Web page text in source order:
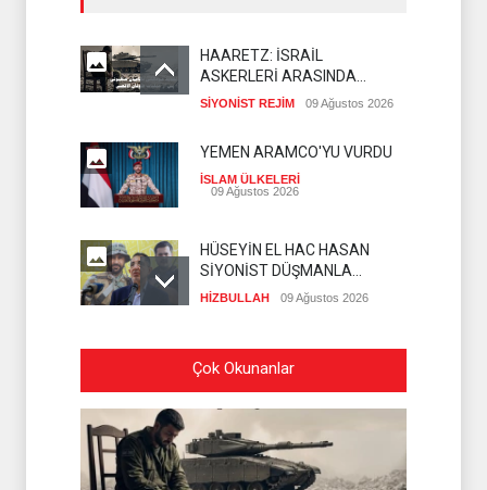
HAARETZ: İSRAİL
ASKERLERİ ARASINDA
İNTİHAR ORANI ARTIYOR
SİYONİST REJİM 09 Ağustos 2026
YEMEN ARAMCO'YU VURDU
İSLAM ÜLKELERİ
09 Ağustos 2026
HÜSEYİN EL HAC HASAN
SİYONİST DÜŞMANLA
YAPILAN MÜZAKERELERİ
HİZBULLAH 09 Ağustos 2026
SİYONİST İSRAİL
ASKERLERİ KUNEYTRA'YA
BASKIN DÜZENLEDİ
İSLAM ÜLKELERİ
09 Ağustos 2026
SADULLAH ZAREİ MEKKE
ANLAŞMASINI
Çok Okunanlar